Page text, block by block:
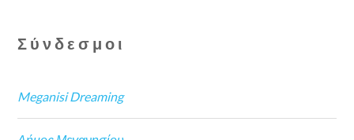
Σύνδεσμοι
Meganisi Dreaming